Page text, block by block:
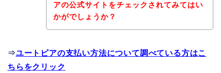
アの公式サイトをチェックされてみてはい
かがでしょうか？
⇒ユートピアの支払い方法について調べている方はこ
ちらをクリック